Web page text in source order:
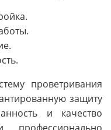
проветривания
защиту
и качество